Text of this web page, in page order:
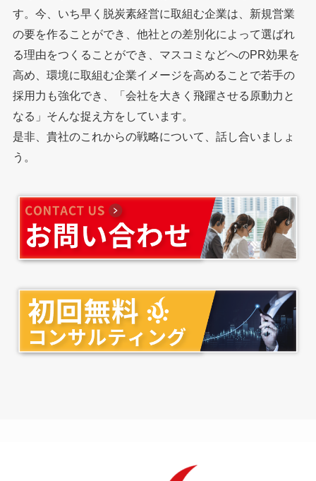
す。今、いち早く脱炭素経営に取組む企業は、新規営業
の要を作ることができ、他社との差別化によって選ばれ
る理由をつくることができ、マスコミなどへのPR効果を
高め、環境に取組む企業イメージを高めることで若手の
採用力も強化でき、「会社を大きく飛躍させる原動力と
なる」そんな捉え方をしています。
是非、貴社のこれからの戦略について、話し合いましょ
う。